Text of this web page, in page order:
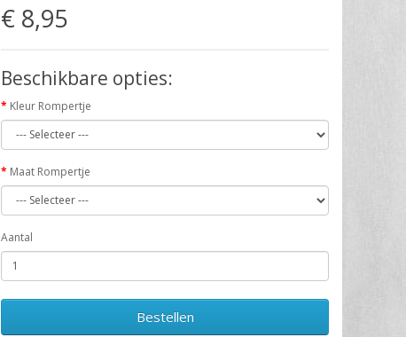
€ 8,95
Beschikbare opties:
Kleur Rompertje
Maat Rompertje
Aantal
Bestellen